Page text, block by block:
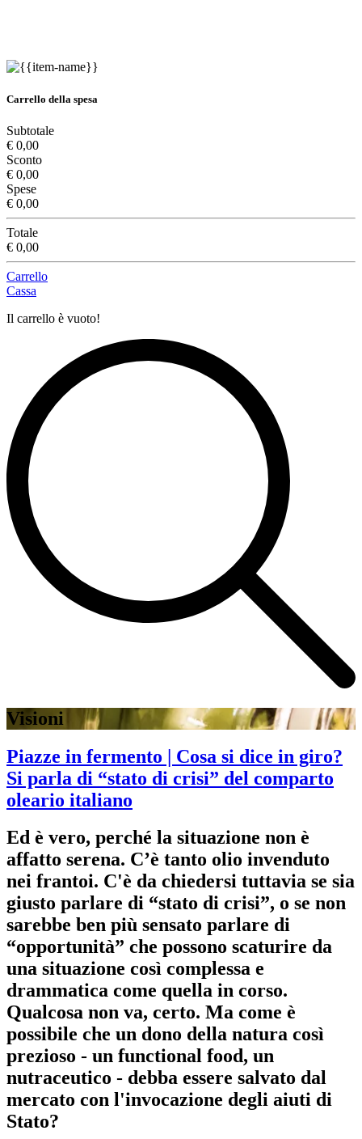
Carrello della spesa
Subtotale
€ 0,00
Sconto
€ 0,00
Spese
€ 0,00
Totale
€ 0,00
Carrello
Cassa
Il carrello è vuoto!
Visioni
Piazze in fermento | Cosa si dice in giro?
Si parla di “stato di crisi” del comparto
oleario italiano
Ed è vero, perché la situazione non è
affatto serena. C’è tanto olio invenduto
nei frantoi. C'è da chiedersi tuttavia se sia
giusto parlare di “stato di crisi”, o se non
sarebbe ben più sensato parlare di
“opportunità” che possono scaturire da
una situazione così complessa e
drammatica come quella in corso.
Qualcosa non va, certo. Ma come è
possibile che un dono della natura così
prezioso - un functional food, un
nutraceutico - debba essere salvato dal
mercato con l'invocazione degli aiuti di
Stato?